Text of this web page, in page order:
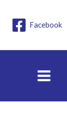
Facebook